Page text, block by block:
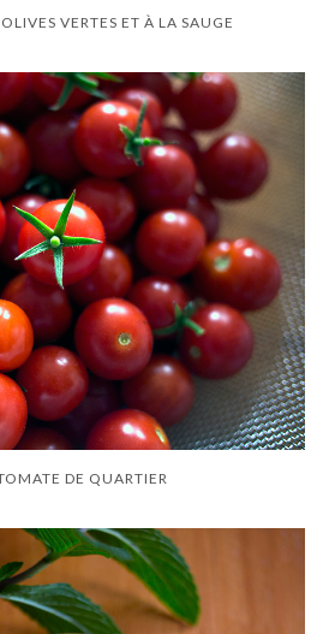
VERTES ET À LA SAUGE
DE QUARTIER